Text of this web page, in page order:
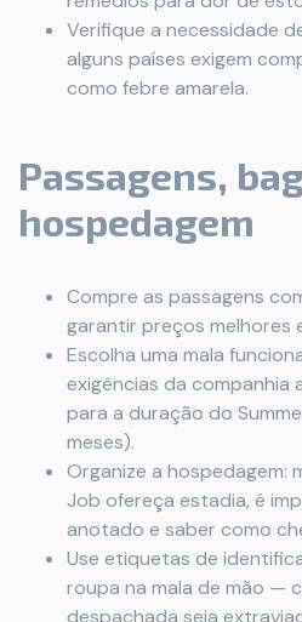
Verifique a necessidade
alguns países exigem
como febre amarela.
Passagens,
hospedagem
Compre as passagens
garantir preços melhores
Escolha uma mala
exigências da companhia
para a duração do
meses).
Organize a hospedagem:
Job ofereça estadia, é
anotado e saber como
Use etiquetas de
roupa na mala de mão —
despachada seja